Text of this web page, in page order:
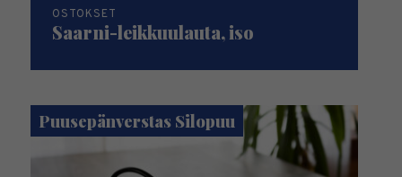
OSTOKSET
Saarni-leikkuulauta, iso
Puusepänverstas Silopuu